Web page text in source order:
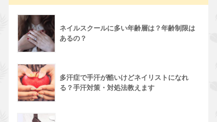
ネイルスクールに多い年齢層は？年齢制限は
あるの？
多汗症で手汗が酷いけどネイリストになれ
る？手汗対策・対処法教えます